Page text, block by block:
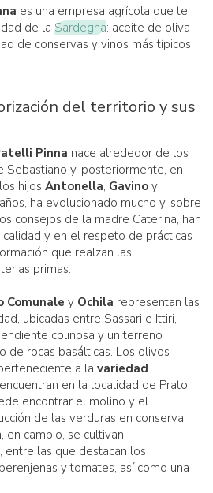
es una empresa agrícola que te
de la Sardegna: aceite de oliva
de conservas y vinos más típicos
del territorio y sus
Pinna nace alrededor de los
Sebastiano y, posteriormente, en
hijos Antonella, Gavino y
ha evolucionado mucho y, sobre
consejos de la madre Caterina, han
y en el respeto de prácticas
que realzan las
primas.
Comunale y Ochila representan las
ubicadas entre Sassari e Ittiri,
colinosa y un terreno
de rocas basálticas. Los olivos
a la variedad
en la localidad de Prato
encontrar el molino y el
de las verduras en conserva.
en cambio, se cultivan
entre las que destacan los
y tomates, así como una